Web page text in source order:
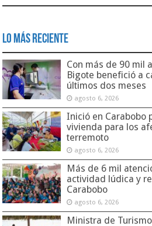
Lo Más Reciente
Con más de 90 mil
Bigote benefició a
últimos dos meses
agosto 6, 2026
Inició en Carabobo
vivienda para los
terremoto
agosto 6, 2026
Más de 6 mil
actividad lúdica y
Carabobo
agosto 6, 2026
Ministra de